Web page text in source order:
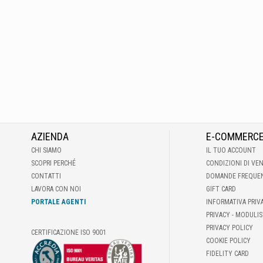
AZIENDA
CHI SIAMO
SCOPRI PERCHÉ
CONTATTI
LAVORA CON NOI
PORTALE AGENTI
CERTIFICAZIONE ISO 9001
E-
IL TUO ACCOUNT
CONDIZIONI DI
DOMANDE
GIFT CARD
INFORMATIVA
PRIVACY -
PRIVACY POLICY
COOKIE POLICY
FIDELITY CARD